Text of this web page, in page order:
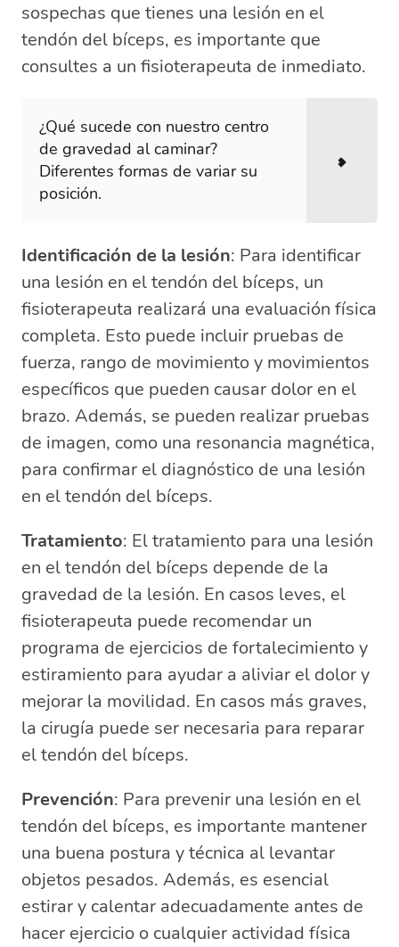
sospechas que tienes una lesión en el
tendón del bíceps, es importante que
consultes a un fisioterapeuta de inmediato.
¿Qué sucede con nuestro centro
de gravedad al caminar?
Diferentes formas de variar su
posición.
Identificación de la lesión: Para identificar
una lesión en el tendón del bíceps, un
fisioterapeuta realizará una evaluación física
completa. Esto puede incluir pruebas de
fuerza, rango de movimiento y movimientos
específicos que pueden causar dolor en el
brazo. Además, se pueden realizar pruebas
de imagen, como una resonancia magnética,
para confirmar el diagnóstico de una lesión
en el tendón del bíceps.
Tratamiento: El tratamiento para una lesión
en el tendón del bíceps depende de la
gravedad de la lesión. En casos leves, el
fisioterapeuta puede recomendar un
programa de ejercicios de fortalecimiento y
estiramiento para ayudar a aliviar el dolor y
mejorar la movilidad. En casos más graves,
la cirugía puede ser necesaria para reparar
el tendón del bíceps.
Prevención: Para prevenir una lesión en el
tendón del bíceps, es importante mantener
una buena postura y técnica al levantar
objetos pesados. Además, es esencial
estirar y calentar adecuadamente antes de
hacer ejercicio o cualquier actividad física